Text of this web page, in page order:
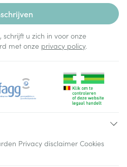
schrijft u zich in voor onze
met onze privacy policy.
Privacy disclaimer Cookies